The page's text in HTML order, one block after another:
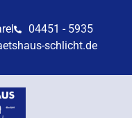
04451 - 5935
schlicht.de